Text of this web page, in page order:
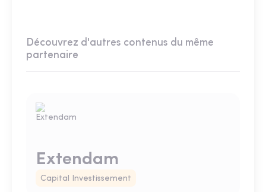
Découvrez d'autres contenus du même
partenaire
Extendam
Capital Investissement